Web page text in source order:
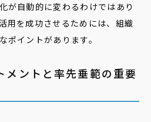
が自動的に変わるわけではあり
用を成功させるためには、組織
ポイントがあります。
ントと率先垂範の重要